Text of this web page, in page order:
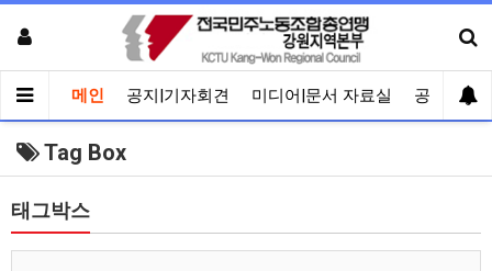
메인 공지|기자회견 미디어|문서 자료실 공유게시
Tag Box
태그박스